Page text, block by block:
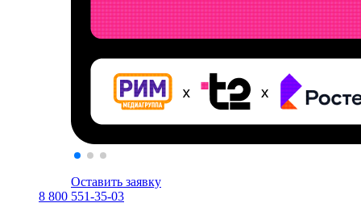
Оставить заявку
8 800 551-35-03